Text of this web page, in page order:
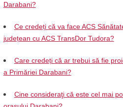
Darabani?
Ce credeți că va face ACS
județean cu ACS TransDor Tudora?
Care credeți că ar trebui să fie
a Primăriei Darabani?
Cine consideraţi că este cel mai